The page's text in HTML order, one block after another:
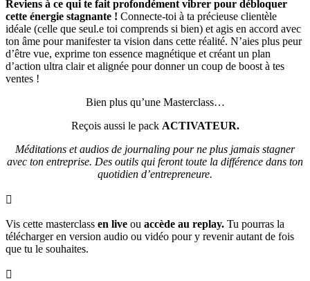
Reviens à ce qui te fait profondément vibrer pour débloquer
cette énergie stagnante ! Connecte-toi à ta précieuse clientèle
idéale (celle que seul.e toi comprends si bien) et agis en accord avec
ton âme pour manifester ta vision dans cette réalité. N’aies plus peur
d’être vue, exprime ton essence magnétique et créant un plan
d’action ultra clair et alignée pour donner un coup de boost à tes
ventes !
Bien plus qu’une Masterclass…
Reçois aussi le pack ACTIVATEUR.
Méditations et audios de journaling pour ne plus jamais stagner
avec ton entreprise. Des outils qui feront toute la différence dans ton
quotidien d’entrepreneure.

Vis cette masterclass en live ou accède au replay. Tu pourras la
télécharger en version audio ou vidéo pour y revenir autant de fois
que tu le souhaites.
